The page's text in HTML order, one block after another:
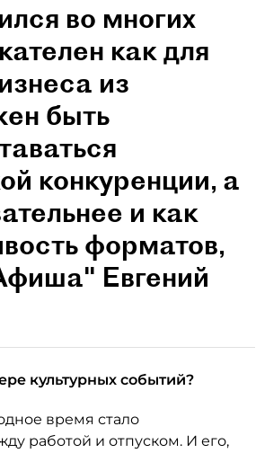
во многих
как для
из
быть
конкуренции, а
и как
форматов,
Евгений
культурных событий?
время стало
работой и отпуском. И его,